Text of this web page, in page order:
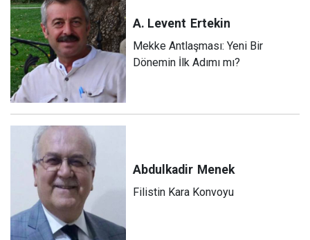
A. Levent Ertekin
Mekke Antlaşması: Yeni Bir
Dönemin İlk Adımı mı?
Abdulkadir Menek
Filistin Kara Konvoyu